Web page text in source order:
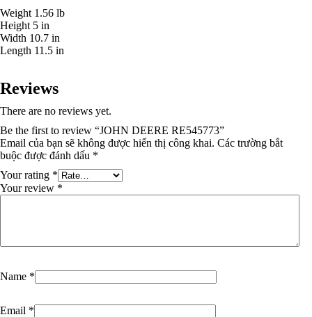
Weight 1.56 lb
Height 5 in
Width 10.7 in
Length 11.5 in
Reviews
There are no reviews yet.
Be the first to review “JOHN DEERE RE545773”
Email của bạn sẽ không được hiển thị công khai. Các trường bắt
buộc được đánh dấu *
Your rating *
Your review *
Name *
Email *